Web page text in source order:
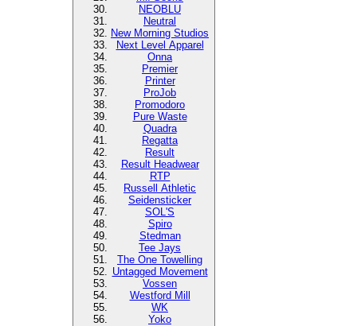
NEOBLU
Neutral
New Morning Studios
Next Level Apparel
Onna
Premier
Printer
ProJob
Promodoro
Pure Waste
Quadra
Regatta
Result
Result Headwear
RTP
Russell Athletic
Seidensticker
SOL'S
Spiro
Stedman
Tee Jays
The One Towelling
Untagged Movement
Vossen
Westford Mill
WK
Yoko